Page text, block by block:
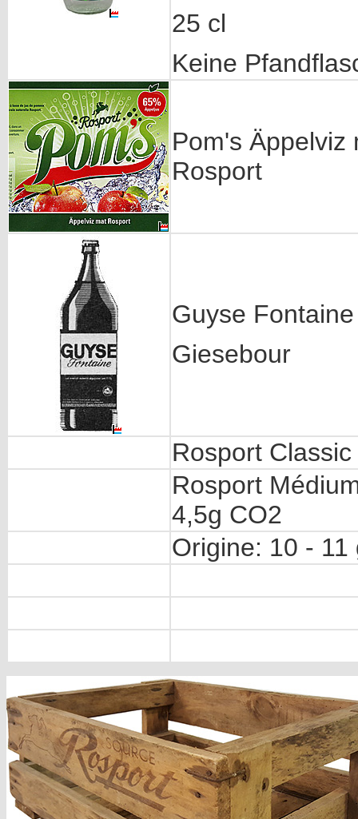
25 cl
Keine
Pom's Äppelviz
Rosport
Guyse Fontaine
Giesebour
Rosport
Rosport
4,5g CO2
Origine: 10 - 11